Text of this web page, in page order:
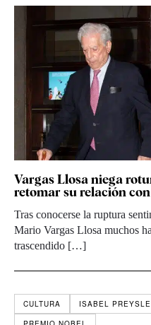
Vargas Llosa niega
retomar su relación
Tras conocerse la ruptura
Mario Vargas Llosa muchos
trascendido […]
CULTURA ISABEL